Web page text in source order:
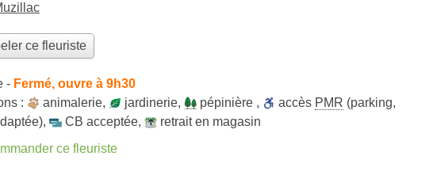
ce fleuriste
- Fermé, ouvre à 9h30
:
animalerie, jardinerie, pépinière , accès PMR (parking,
, CB acceptée,
retrait en magasin
ce fleuriste